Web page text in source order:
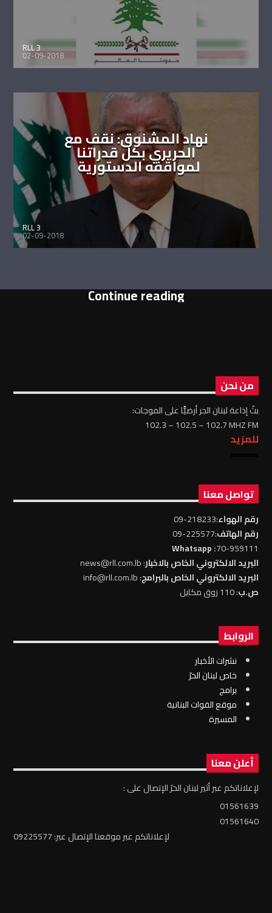
RLL 3
02-09-2018
نهاد المشنوق: نقف مع
الحريري بكل قدراتنا
لمواقفه الدستورية
RLL 3
02-09-2018
Continue reading
من نحن
بثّ إذاعة لبنان الحر أرضيًّا على الموجات:
102.3 – 102.5 – 102.7 MHZ FM
للمزيد
تواصل معنا
رقم الهواء:218233-09
رقم الهاتف:225577-09
70-959111
: Whatsapp
البريد الالكتروني الخاص بالاخبار: news@rll.com.lb
البريد الالكتروني الخاص بالبرامج: info@rll.com.lb
ص.ب: 110 زوق مكايل
الروابط
نشرات الأخبار
خاص لبنان الحرّ
برامج
موقع القوات البنانية
المسيرة
أعلن معنا
لإعلاناتكم عبر أثير لبنان الحرّ الإتصال على :
01561639
01561640
لإعلاناتكم عبر موقعنا الإتصال عبر: 09225577